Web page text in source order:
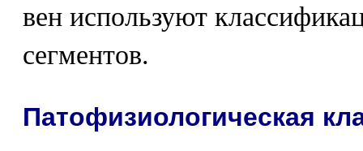
вен используют
сегментов.
Патофизиологическая